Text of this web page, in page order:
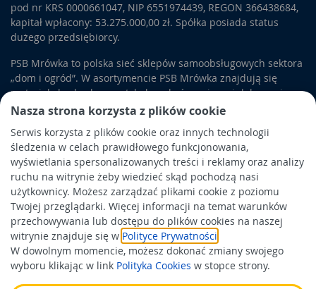
Nasza strona korzysta z plików cookie
Serwis korzysta z plików cookie oraz innych technologii
śledzenia w celach prawidłowego funkcjonowania,
wyświetlania spersonalizowanych treści i reklamy oraz analizy
ruchu na witrynie żeby wiedzieć skąd pochodzą nasi
użytkownicy. Możesz zarządzać plikami cookie z poziomu
Twojej przeglądarki. Więcej informacji na temat warunków
przechowywania lub dostępu do plików cookies na naszej
witrynie znajduje się w Polityce Prywatności
W dowolnym momencie, możesz dokonać zmiany swojego
wyboru klikając w link Polityka Cookies w stopce strony.
pod nr KRS 0000661047, NIP 6551974439, REGON 366438684,
kapitał wpłacony: 53.275.000,00 zł. Spółka posiada status
dużego przedsiębiorcy.
PSB Mrówka to polska sieć sklepów samoobsługowych sektora
„dom i ogród”. W asortymencie PSB Mrówka znajdują się
materiały budowlane, artykuły wykończeniowe i dekoracyjne,
wyposażenie łazienek i kuchni, elektronarzędzia, a także
artykuły związane z ogrodem i otoczeniem domu.
Obowiązek informacyjny
Polityka prywatności
Polityka Cookies
Odbiór zużytego sprzętu
Wspierają nas: